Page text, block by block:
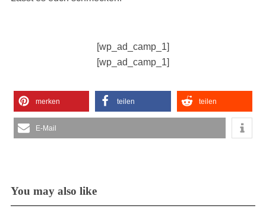
[wp_ad_camp_1]
[wp_ad_camp_1]
merken teilen teilen
E-Mail
You may also like